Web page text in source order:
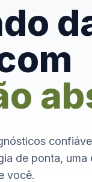
de ponta, uma
você.